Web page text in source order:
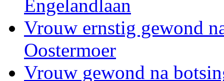
Engelandlaan
Vrouw ernstig gewond
Oostermoer
Vrouw gewond na